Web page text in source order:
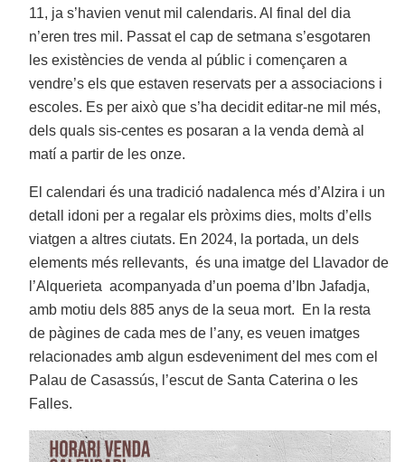
11, ja s’havien venut mil calendaris. Al final del dia
n’eren tres mil. Passat el cap de setmana s’esgotaren
les existències de venda al públic i començaren a
vendre’s els que estaven reservats per a associacions i
escoles. Es per això que s’ha decidit editar-ne mil més,
dels quals sis-centes es posaran a la venda demà al
matí a partir de les onze.
El calendari és una tradició nadalenca més d’Alzira i un
detall idoni per a regalar els pròxims dies, molts d’ells
viatgen a altres ciutats. En 2024, la portada, un dels
elements més rellevants, és una imatge del Llavador de
l’Alquerieta acompanyada d’un poema d’Ibn Jafadja,
amb motiu dels 885 anys de la seua mort. En la resta
de pàgines de cada mes de l’any, es veuen imatges
relacionades amb algun esdeveniment del mes com el
Palau de Casassús, l’escut de Santa Caterina o les
Falles.